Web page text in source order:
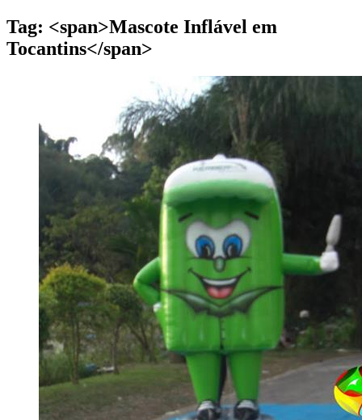
Tag: <span>Mascote Inflável em
Tocantins</span>